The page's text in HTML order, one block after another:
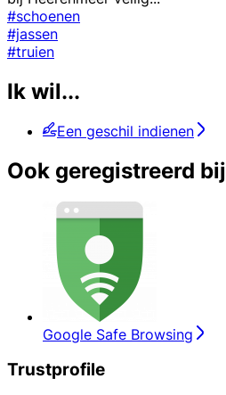
#schoenen
#jassen
#truien
Ik wil...
Een geschil indienen
Ook geregistreerd bij
Google Safe Browsing
Trustprofile